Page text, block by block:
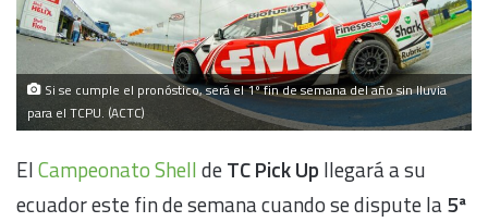
Si se cumple el pronóstico, será el 1º fin de semana del año sin lluvia
para el TCPU. (ACTC)
ElCampeonato ShelldeTC Pick Up llegará a su
ecuador este fin de semana cuando se dispute la5ª